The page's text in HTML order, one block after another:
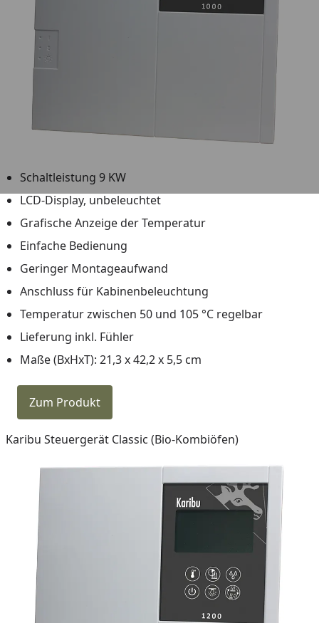
Schaltleistung 9 KW
LCD-Display, unbeleuchtet
Grafische Anzeige der Temperatur
Einfache Bedienung
Geringer Montageaufwand
Anschluss für Kabinenbeleuchtung
Temperatur zwischen 50 und 105 °C regelbar
Lieferung inkl. Fühler
Maße (BxHxT): 21,3 x 42,2 x 5,5 cm
Zum Produkt
Karibu Steuergerät Classic (Bio-Kombiöfen)